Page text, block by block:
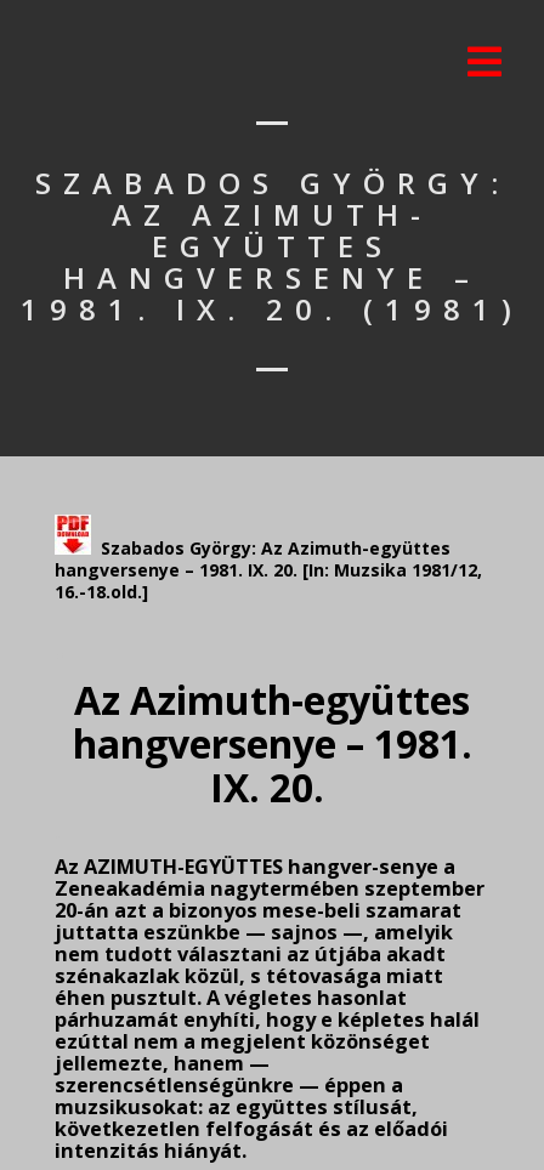
SZABADOS GYÖRGY:
AZ AZIMUTH-
EGYÜTTES
HANGVERSENYE –
1981. IX. 20. (1981)
Szabados György: Az Azimuth-együttes
hangversenye – 1981. IX. 20. [In: Muzsika 1981/12,
16.-18.old.]
Az Azimuth-együttes
hangversenye – 1981.
IX. 20.
Az AZIMUTH-EGYÜTTES hangver-senye a
Zeneakadémia nagytermében szeptember
20-án azt a bizonyos mese-beli szamarat
juttatta eszünkbe — sajnos —, amelyik
nem tudott választani az útjába akadt
szénakazlak közül, s tétovasága miatt
éhen pusztult. A végletes hasonlat
párhuzamát enyhíti, hogy e képletes halál
ezúttal nem a megjelent közönséget
jellemezte, hanem —
szerencsétlenségünkre — éppen a
muzsikusokat: az együttes stílusát,
következetlen felfogását és az előadói
intenzitás hiányát.